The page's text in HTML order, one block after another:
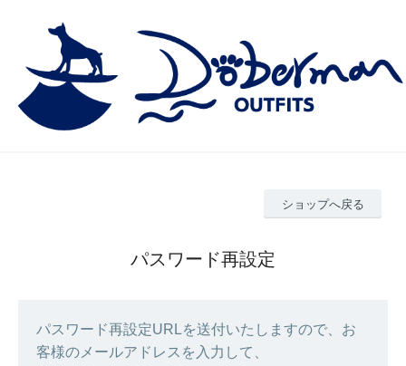
ショップへ戻る
パスワード再設定
パスワード再設定URLを送付いたしますので、お
客様のメールアドレスを入力して、